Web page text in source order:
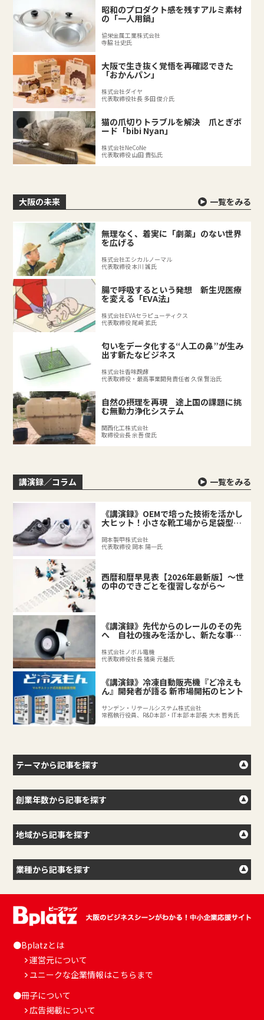
昭和のプロダクト感を残すアルミ素材
の「一人用鍋」
協栄金属工業株式会社
寺脇 壮史氏
大阪で生き抜く覚悟を再確認できた
「おかんパン」
株式会社ダイヤ
代表取締役社長 多田 俊介氏
猫の爪切りトラブルを解決 爪とぎボ
ード「bibi Nyan」
株式会社NeCoNe
代表取締役 山田 貴弘氏
大阪の未来 一覧をみる
無理なく、着実に「劇薬」のない世界
を広げる
株式会社エシカルノーマル
代表取締役 本川 誠氏
腸で呼吸するという発想 新生児医療
を変える「EVA法」
株式会社EVAセラピューティクス
代表取締役 尾﨑 拡氏
匂いをデータ化する“人工の鼻”が生み
出す新たなビジネス
株式会社香味醗酵
代表取締役・最高事業開発責任者 久保 賢治氏
自然の摂理を再現 途上国の課題に挑
む無動力浄化システム
関西化工株式会社
取締役会長 余吾 俊氏
講演録／コラム 一覧をみる
《講演録》OEMで培った技術を活かし
大ヒット！小さな靴工場から足袋型シ
ューズが誕生するまで
岡本製甲株式会社
代表取締役 岡本 陽一氏
西暦和暦早見表【2026年最新版】～世
の中のできごとを復習しながら～
《講演録》先代からのレールのその先
へ 自社の強みを活かし、新たな事業
株式会社ノボル電機
代表取締役社長 猪奥 元基氏
《講演録》冷凍自動販売機『ど冷えも
ん』開発者が語る 新市場開拓のヒント
サンデン・リテールシステム株式会社
常務執行役員、R&D本部・IT本部 本部長 大木 哲秀氏
テーマから記事を探す
創業年数から記事を探す
地域から記事を探す
業種から記事を探す
●Bplatzとは
運営元について
ユニークな企業情報はこちらまで
●冊子について
広告掲載について